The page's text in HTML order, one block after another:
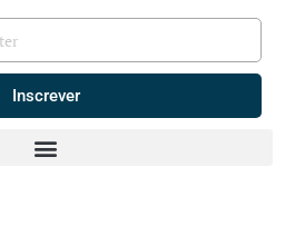
Inscrever